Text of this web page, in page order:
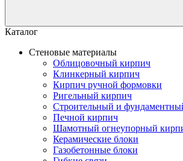
Каталог
Стеновые материалы
Облицовочный кирпич
Клинкерный кирпич
Кирпич ручной формовки
Ригельный кирпич
Строительный и
Печной кирпич
Шамотный огнеупорный
Керамические блоки
Газобетонные блоки